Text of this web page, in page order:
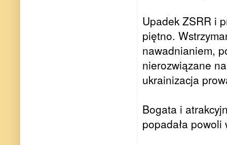
Upadek ZSRR i
piętno.
nawadnianiem,
nierozwiązane
ukrainizacja
Bogata i
popadała